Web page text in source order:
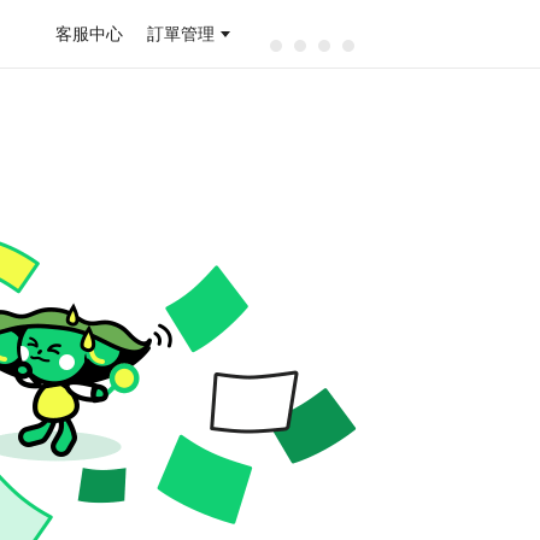
客服中心 訂單管理